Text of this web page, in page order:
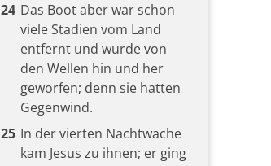
24 Das Boot aber war schon
viele Stadien vom Land
entfernt und wurde von
den Wellen hin und her
geworfen; denn sie hatten
Gegenwind.
25 In der vierten Nachtwache
kam Jesus zu ihnen; er ging